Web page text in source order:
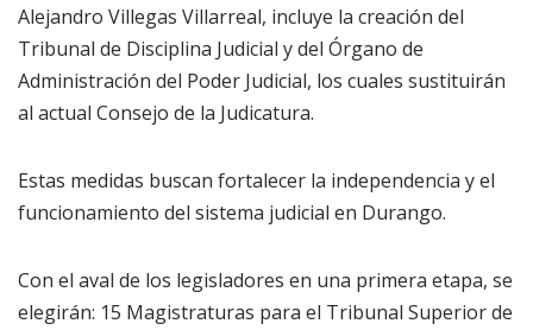
Alejandro Villegas Villarreal, incluye la creación del
Tribunal de Disciplina Judicial y del Órgano de
Administración del Poder Judicial, los cuales sustituirán
al actual Consejo de la Judicatura.
Estas medidas buscan fortalecer la independencia y el
funcionamiento del sistema judicial en Durango.
Con el aval de los legisladores en una primera etapa, se
elegirán: 15 Magistraturas para el Tribunal Superior de